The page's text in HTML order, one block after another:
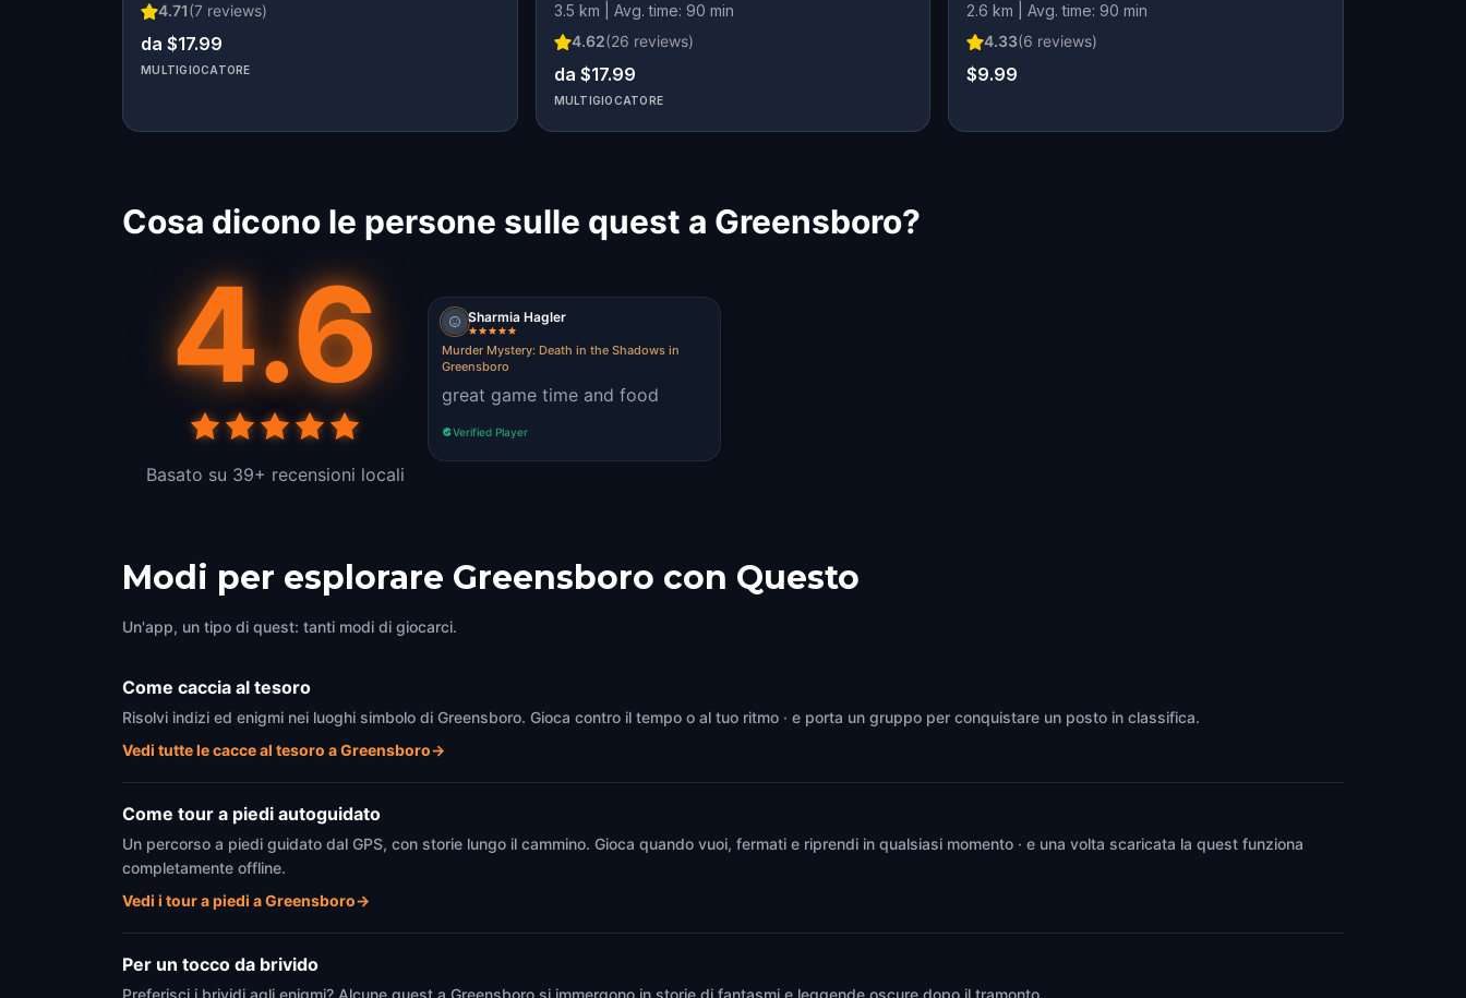
4.71(7 reviews)
da $17.99
MULTIGIOCATORE
3.5 km | Avg. time: 90 min
4.62(26 reviews)
da $17.99
MULTIGIOCATORE
2.6 km | Avg. time: 90 min
4.33(6 reviews)
$9.99
Cosa dicono le persone sulle quest a Greensboro?
4.6
Basato su 39+ recensioni locali
Sharmia Hagler
Murder Mystery: Death in the Shadows in
Greensboro
great game time and food
Verified Player
Modi per esplorare Greensboro con Questo
Un'app, un tipo di quest: tanti modi di giocarci.
Come caccia al tesoro
Risolvi indizi ed enigmi nei luoghi simbolo di Greensboro. Gioca contro il tempo o al tuo ritmo · e porta un gruppo per conquistare un posto in classifica.
Vedi tutte le cacce al tesoro a Greensboro→
Come tour a piedi autoguidato
Un percorso a piedi guidato dal GPS, con storie lungo il cammino. Gioca quando vuoi, fermati e riprendi in qualsiasi momento · e una volta scaricata la quest funziona
completamente offline.
Vedi i tour a piedi a Greensboro→
Per un tocco da brivido
Preferisci i brividi agli enigmi? Alcune quest a Greensboro si immergono in storie di fantasmi e leggende oscure dopo il tramonto.